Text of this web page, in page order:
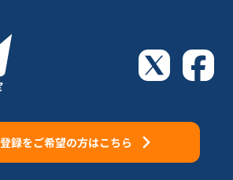
録をご希望の方はこちら